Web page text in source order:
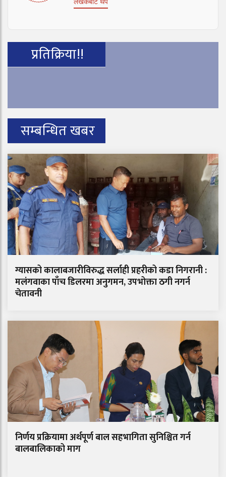
प्रतिक्रिया!!
सम्बन्धित खबर
ग्यासको कालाबजारीविरुद्ध सर्लाही प्रहरीको कडा निगरानी :
मलंगवाका पाँच डिलरमा अनुगमन, उपभोक्ता ठगी नगर्न
चेतावनी
निर्णय प्रक्रियामा अर्थपूर्ण बाल सहभागिता सुनिश्चित गर्न
बालबालिकाको माग